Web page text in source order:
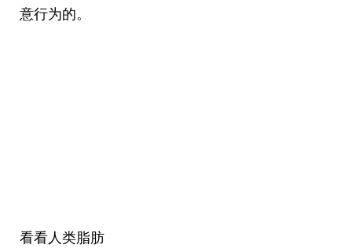
意行为的。
看看人类脂肪